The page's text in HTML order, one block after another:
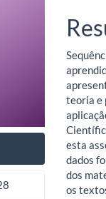
teoria e
esta
dados
dos
os